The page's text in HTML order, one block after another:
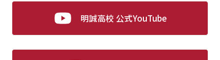
明誠高校 公式YouTube